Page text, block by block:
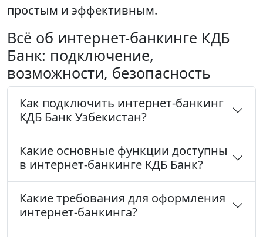
простым и эффективным.
Всё об интернет-банкинге КДБ
Банк: подключение,
возможности, безопасность
Как подключить интернет-банкинг
КДБ Банк Узбекистан?
Какие основные функции доступны
в интернет-банкинге КДБ Банк?
Какие требования для оформления
интернет-банкинга?